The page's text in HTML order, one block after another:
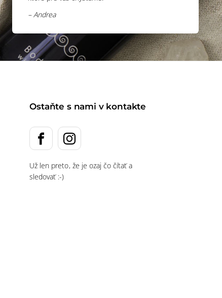
– Andrea
Ostaňte s nami v kontakte
Už len preto, že je ozaj čo čítať a
sledovať :-)